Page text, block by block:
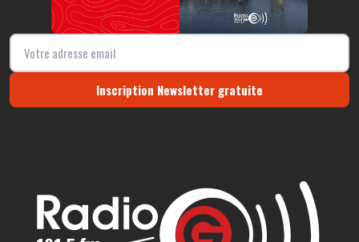
Inscription Newsletter gratuite